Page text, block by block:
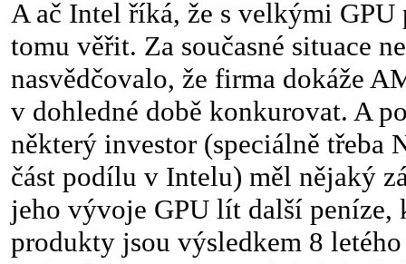
A ač Intel říká, že s velkými
tomu věřit. Za současné situace
nasvědčovalo, že firma dokáže
v dohledné době konkurovat. A
některý investor (speciálně třeba
část podílu v Intelu) měl nějaký
jeho vývoje GPU lít další peníze,
produkty jsou výsledkem 8